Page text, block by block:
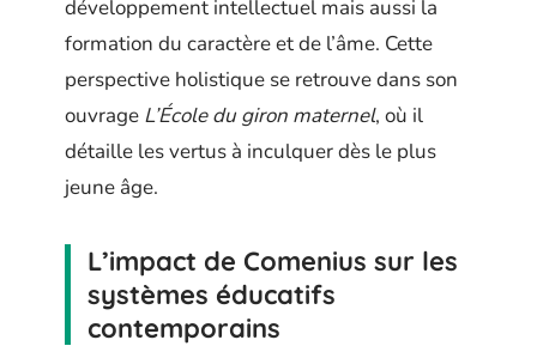
développement intellectuel mais aussi la
formation du caractère et de l’âme. Cette
perspective holistique se retrouve dans son
ouvrage L’École du giron maternel, où il
détaille les vertus à inculquer dès le plus
jeune âge.
L’impact de Comenius sur les
systèmes éducatifs
contemporains